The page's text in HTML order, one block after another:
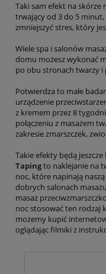
Taki sam efekt na skórze
trwający od 3 do 5
zmniejszyć stres, który
Wiele spa i salonów
domu możesz wykonać
po obu stronach twarzy
Potwierdza to małe
urządzenie
z kremem przez 8
połączeniu z masażem
zakresie zmarszczek,
Takie efekty będą
Tapingto naklejanie na
noc, które napinają
dobrych salonach
masaż
noc stosować ten rodzaj
możemy kupić
oglądając filmiki z